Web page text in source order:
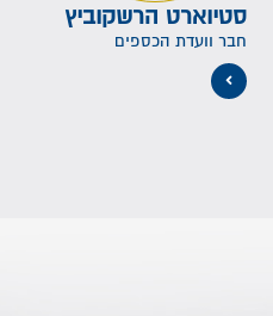
סטיוארט הרשקוביץ
חבר וועדת הכספים